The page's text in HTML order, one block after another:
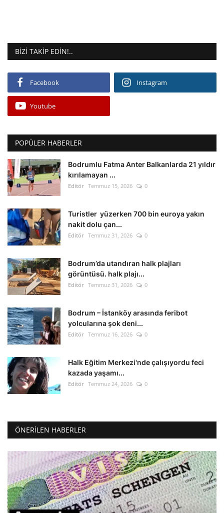
BIZI TAKIP EDIN!..
Facebook Instagram
Youtube
POPÜLER HABERLER
Bodrumlu Fatma Anter Balkanlarda 21 yıldır
kırılamayan ...
Editör Temmuz 15, 2026 0
Turistler yüzerken 700 bin euroya yakın
nakit dolu çan...
Editör Temmuz 31, 2026 0
Bodrum’da utandıran halk plajları
görüntüsü. halk plajı...
Editör Temmuz 31, 2026 0
Bodrum – İstanköy arasında feribot
yolcularına şok deni...
Editör Temmuz 16, 2026 0
Halk Eğitim Merkezi'nde çalışıyordu feci
kazada yaşamı...
Editör Temmuz 24, 2026 0
ÖNERILEN HABERLER